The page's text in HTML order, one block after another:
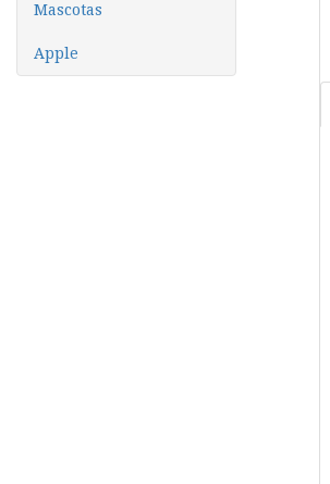
Mascotas
Apple